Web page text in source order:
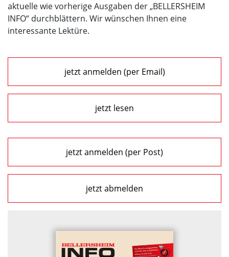
aktuelle wie vorherige Ausgaben der „BELLERSHEIM
INFO“ durchblättern. Wir wünschen Ihnen eine
interessante Lektüre.
jetzt anmelden (per Email)
jetzt lesen
jetzt anmelden (per Post)
jetzt abmelden